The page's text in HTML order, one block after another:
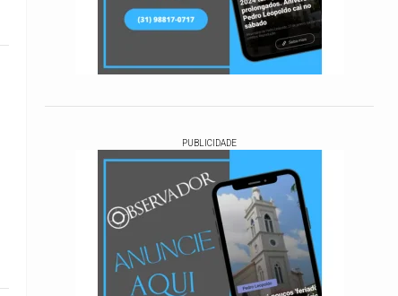
PUBLICIDADE